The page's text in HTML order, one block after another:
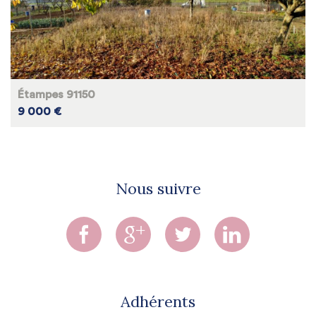
Étampes 91150
9 000 €
Nous suivre
Adhérents